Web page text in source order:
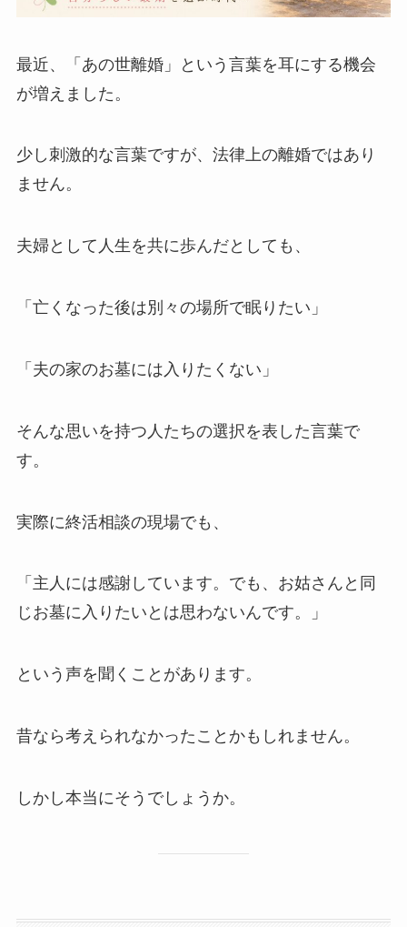
最近、「あの世離婚」という言葉を耳にする機会
が増えました。
少し刺激的な言葉ですが、法律上の離婚ではあり
ません。
夫婦として人生を共に歩んだとしても、
「亡くなった後は別々の場所で眠りたい」
「夫の家のお墓には入りたくない」
そんな思いを持つ人たちの選択を表した言葉で
す。
実際に終活相談の現場でも、
「主人には感謝しています。でも、お姑さんと同
じお墓に入りたいとは思わないんです。」
という声を聞くことがあります。
昔なら考えられなかったことかもしれません。
しかし本当にそうでしょうか。